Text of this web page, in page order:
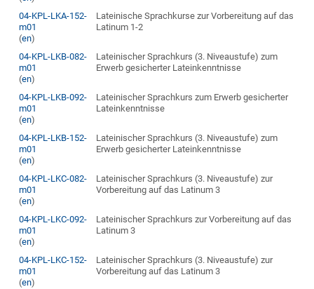
04-KPL-LKA-152-
m01
(en)
Lateinische Sprachkurse zur Vorbereitung auf das
Latinum 1-2
04-KPL-LKB-082-
m01
(en)
Lateinischer Sprachkurs (3. Niveaustufe) zum
Erwerb gesicherter Lateinkenntnisse
04-KPL-LKB-092-
m01
(en)
Lateinischer Sprachkurs zum Erwerb gesicherter
Lateinkenntnisse
04-KPL-LKB-152-
m01
(en)
Lateinischer Sprachkurs (3. Niveaustufe) zum
Erwerb gesicherter Lateinkenntnisse
04-KPL-LKC-082-
m01
(en)
Lateinischer Sprachkurs (3. Niveaustufe) zur
Vorbereitung auf das Latinum 3
04-KPL-LKC-092-
m01
(en)
Lateinischer Sprachkurs zur Vorbereitung auf das
Latinum 3
04-KPL-LKC-152-
m01
(en)
Lateinischer Sprachkurs (3. Niveaustufe) zur
Vorbereitung auf das Latinum 3